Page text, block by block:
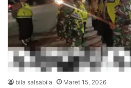
bila salsabila Maret 15, 2026